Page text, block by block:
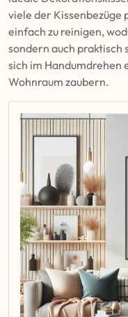
viele der
einfach zu reinigen,
sondern auch praktisch
sich im Handumdrehen
Wohnraum zaubern.